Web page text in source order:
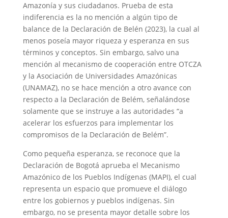
Amazonía y sus ciudadanos. Prueba de esta
indiferencia es la no mención a algún tipo de
balance de la Declaración de Belén (2023), la cual al
menos poseía mayor riqueza y esperanza en sus
términos y conceptos. Sin embargo, salvo una
mención al mecanismo de cooperación entre OTCZA
y la Asociación de Universidades Amazónicas
(UNAMAZ), no se hace mención a otro avance con
respecto a la Declaración de Belém, señalándose
solamente que se instruye a las autoridades “a
acelerar los esfuerzos para implementar los
compromisos de la Declaración de Belém”.
Como pequeña esperanza, se reconoce que la
Declaración de Bogotá aprueba el Mecanismo
Amazónico de los Pueblos Indígenas (MAPI), el cual
representa un espacio que promueve el diálogo
entre los gobiernos y pueblos indígenas. Sin
embargo, no se presenta mayor detalle sobre los